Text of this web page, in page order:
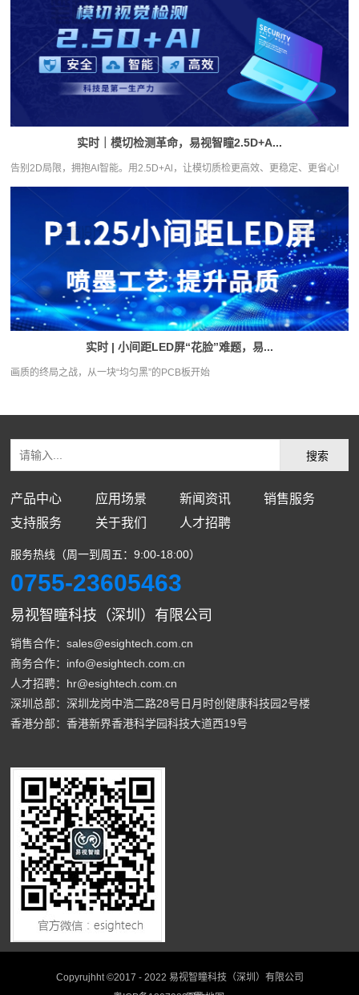
实时｜模切检测革命，易视智瞳2.5D+A...
告别2D局限，拥抱AI智能。用2.5D+Al，让模切质检更高效、更稳定、更省心!
实时 | 小间距LED屏“花脸”难题，易...
画质的终局之战，从一块“均匀黑”的PCB板开始
产品中心 应用场景 新闻资讯
销售服务
支持服务
关于我们 人才招聘
服务热线（周一到周五：9:00-18:00）
0755-23605463
易视智瞳科技（深圳）有限公司
销售合作：sales@esightech.com.cn
商务合作：info@esightech.com.cn
人才招聘：hr@esightech.com.cn
深圳总部：深圳龙岗中浩二路28号日月时创健康科技园2号楼
香港分部：香港新界香港科学园科技大道西19号
Copyrujhht ©2017 - 2022 易视智瞳科技（深圳）有限公司